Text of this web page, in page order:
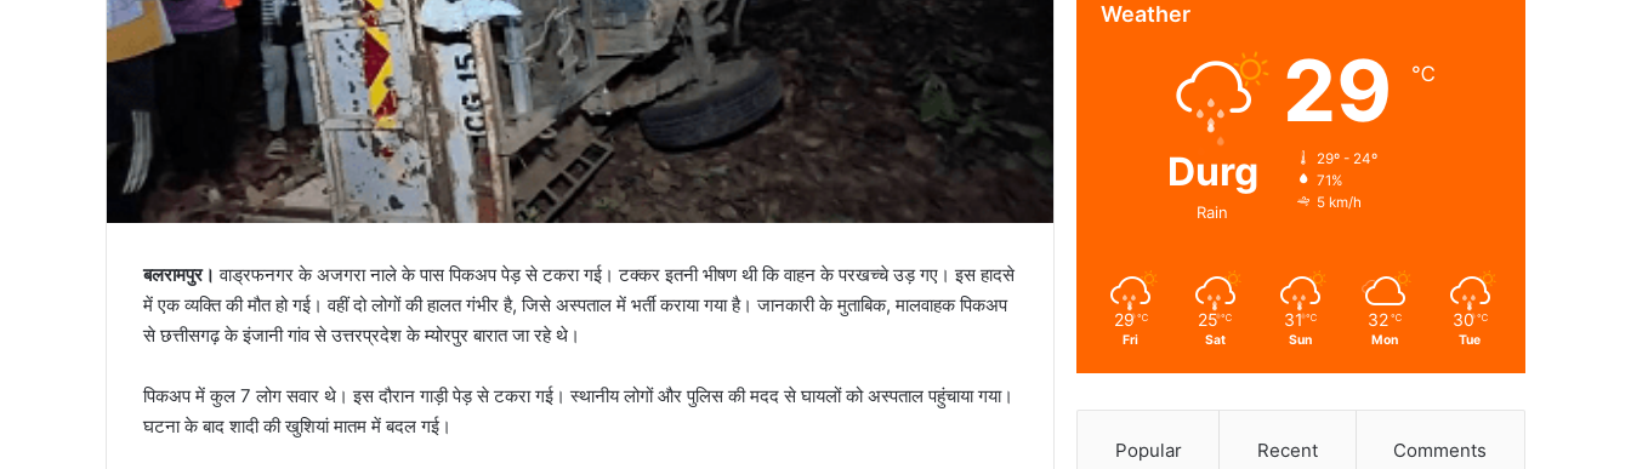
बलरामपुर।वाड्रफनगर के अजगरा नाले के पास पिकअप पेड़ से टकरा गई। टक्कर इतनी भीषण थी कि वाहन के परखच्चे उड़ गए। इस हादसे
में एक व्यक्ति की मौत हो गई। वहीं दो लोगों की हालत गंभीर है, जिसे अस्पताल में भर्ती कराया गया है। जानकारी के मुताबिक, मालवाहक पिकअप
से छत्तीसगढ़ के इंजानी गांव से उत्तरप्रदेश के म्योरपुर बारात जा रहे थे।
पिकअप में कुल 7 लोग सवार थे। इस दौरान गाड़ी पेड़ से टकरा गई। स्थानीय लोगों और पुलिस की मदद से घायलों को अस्पताल पहुंचाया गया।
घटना के बाद शादी की खुशियां मातम में बदल गई।
जाना
Weather
Durg
Rain
29 ℃
29º - 24º
71%
5 km/h
29 ℃
Fri
25 ℃
Sat
31 ℃
Sun
32 ℃
Mon
30 ℃
Tue
Popular Recent Comments